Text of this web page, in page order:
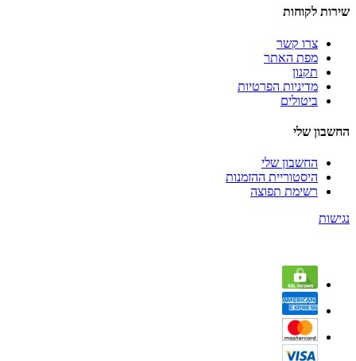
שירות לקוחות
צרו קשר
מפת האתר
תקנון
מדיניות הפרטיות
ביטולים
החשבון שלי
החשבון שלי
היסטוריית ההזמנות
רשימת תפוצה
נגישות